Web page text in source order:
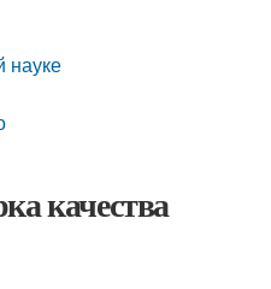
науке
качества